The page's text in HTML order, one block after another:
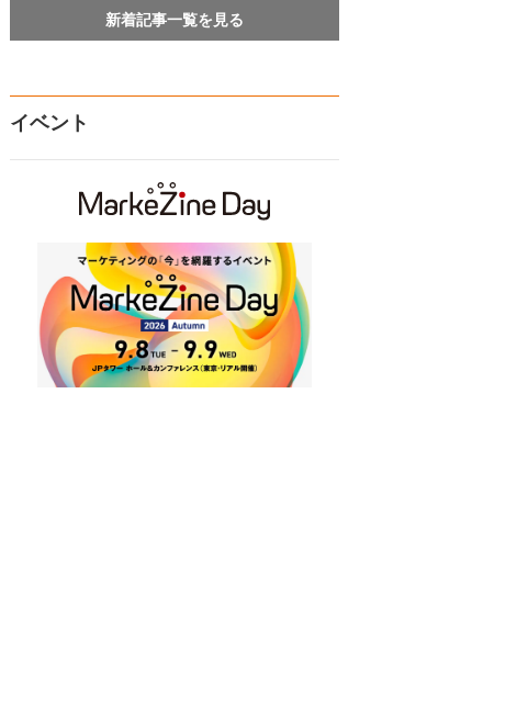
新着記事一覧を見る
イベント